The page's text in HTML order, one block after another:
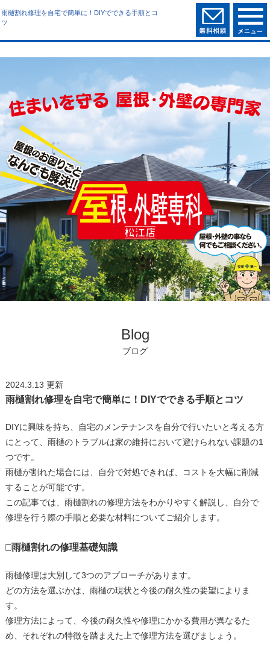
雨樋割れ修理を自宅で簡単に！DIYでできる手順とコ
ツ
Blog
ブログ
2024.3.13 更新
雨樋割れ修理を自宅で簡単に！DIYでできる手順とコツ
DIYに興味を持ち、自宅のメンテナンスを自分で行いたいと考える方
にとって、雨樋のトラブルは家の維持において避けられない課題の1
つです。
雨樋が割れた場合には、自分で対処できれば、コストを大幅に削減
することが可能です。
この記事では、雨樋割れの修理方法をわかりやすく解説し、自分で
修理を行う際の手順と必要な材料についてご紹介します。
□雨樋割れの修理基礎知識
雨樋修理は大別して3つのアプローチがあります。
どの方法を選ぶかは、雨樋の現状と今後の耐久性の要望によりま
す。
修理方法によって、今後の耐久性や修理にかかる費用が異なるた
め、それぞれの特徴を踏まえた上で修理方法を選びましょう。